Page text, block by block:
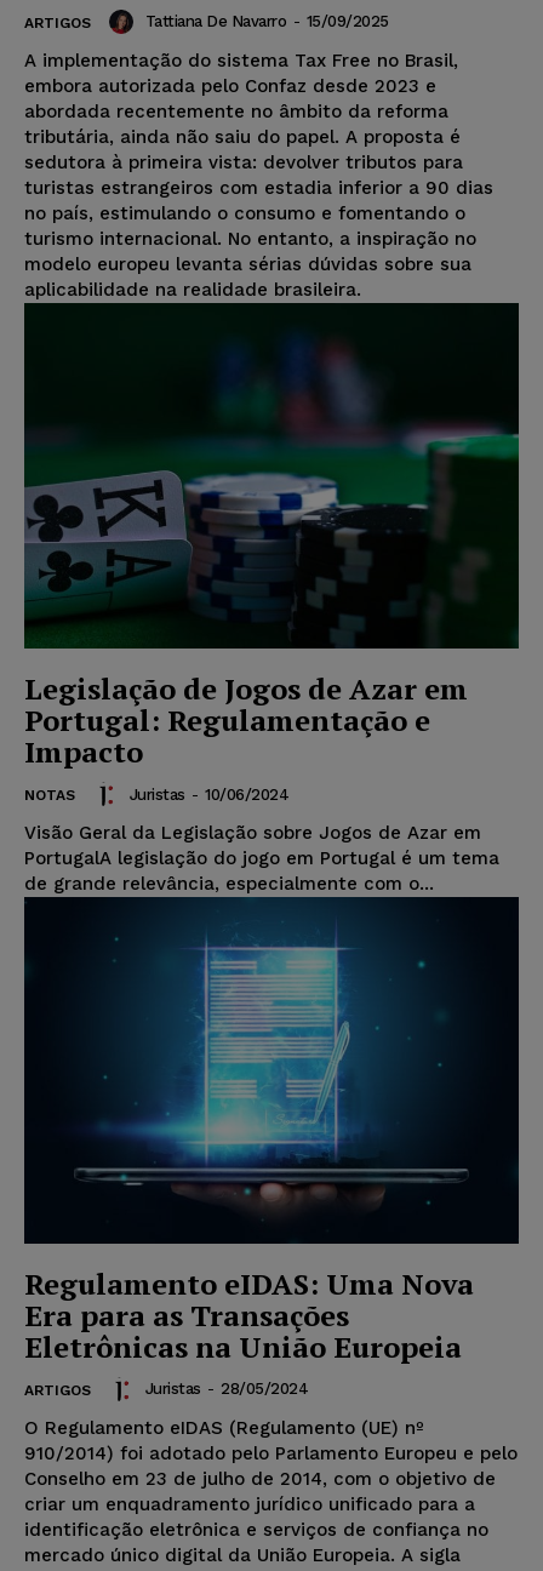
ARTIGOS Tattiana De Navarro - 15/09/2025
A implementação do sistema Tax Free no Brasil,
embora autorizada pelo Confaz desde 2023 e
abordada recentemente no âmbito da reforma
tributária, ainda não saiu do papel. A proposta é
sedutora à primeira vista: devolver tributos para
turistas estrangeiros com estadia inferior a 90 dias
no país, estimulando o consumo e fomentando o
turismo internacional. No entanto, a inspiração no
modelo europeu levanta sérias dúvidas sobre sua
aplicabilidade na realidade brasileira.
Legislação de Jogos de Azar em
Portugal: Regulamentação e
Impacto
NOTAS Juristas - 10/06/2024
Visão Geral da Legislação sobre Jogos de Azar em
PortugalA legislação do jogo em Portugal é um tema
de grande relevância, especialmente com o...
Regulamento eIDAS: Uma Nova
Era para as Transações
Eletrônicas na União Europeia
ARTIGOS Juristas - 28/05/2024
O Regulamento eIDAS (Regulamento (UE) nº
910/2014) foi adotado pelo Parlamento Europeu e pelo
Conselho em 23 de julho de 2014, com o objetivo de
criar um enquadramento jurídico unificado para a
identificação eletrônica e serviços de confiança no
mercado único digital da União Europeia. A sigla